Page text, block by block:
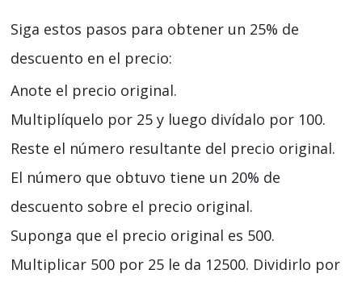
Siga estos pasos para obtener un 25% de
descuento en el precio:
Anote el precio original.
Multiplíquelo por 25 y luego divídalo por 100.
Reste el número resultante del precio original.
El número que obtuvo tiene un 20% de
descuento sobre el precio original.
Suponga que el precio original es 500.
Multiplicar 500 por 25 le da 12500. Dividirlo por